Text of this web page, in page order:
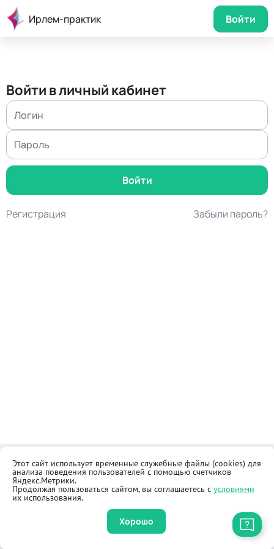
Ирлем-практик Войти
Войти в личный кабинет
Регистрация Забыли пароль?
Контакты
Как купить
Общественная приёмная
Реквизиты
Оферта
Правила продажи товаров
Этот сайт использует временные служебные файлы (cookies) для
анализа поведения пользователей с помощью счетчиков
Яндекс.Метрики.
Продолжая пользоваться сайтом, вы соглашаетесь с условиями
их использования.
Хорошо